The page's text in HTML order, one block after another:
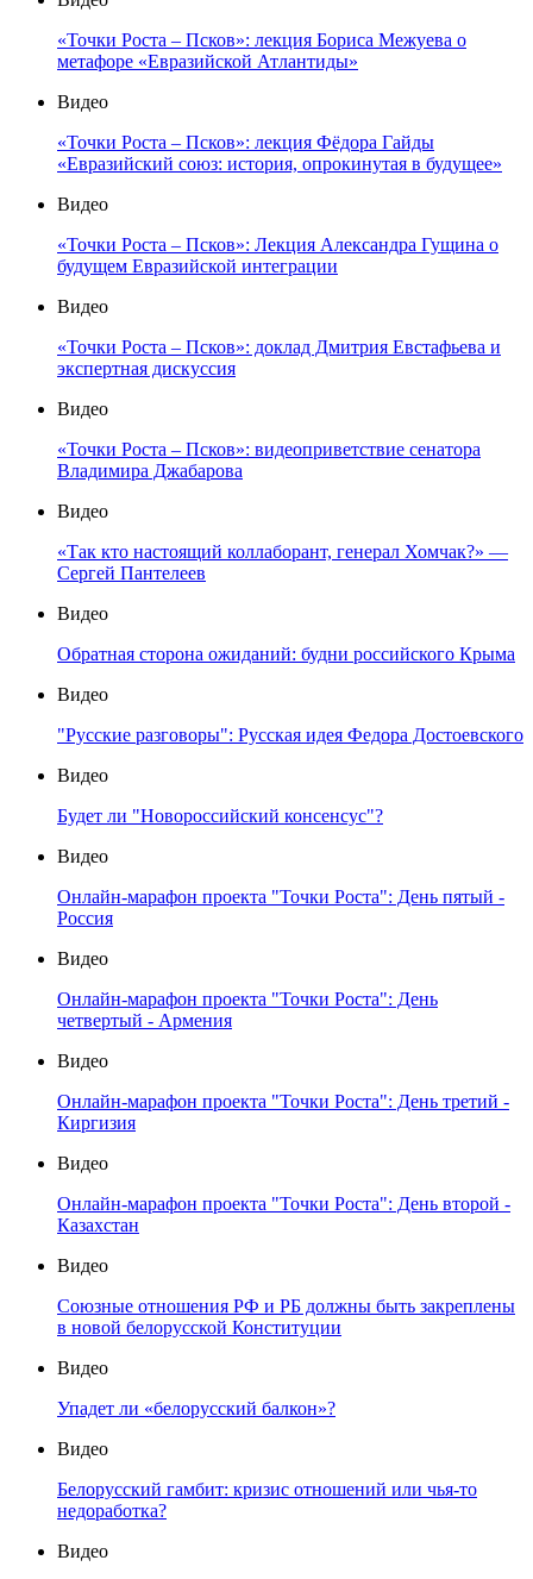
«Точки Роста – Псков»: лекция Бориса Межуева о
метафоре «Евразийской Атлантиды»
Видео
«Точки Роста – Псков»: лекция Фёдора Гайды
«Евразийский союз: история, опрокинутая в будущее»
Видео
«Точки Роста – Псков»: Лекция Александра Гущина о
будущем Евразийской интеграции
Видео
«Точки Роста – Псков»: доклад Дмитрия Евстафьева и
экспертная дискуссия
Видео
«Точки Роста – Псков»: видеоприветствие сенатора
Владимира Джабарова
Видео
«Так кто настоящий коллаборант, генерал Хомчак?» —
Сергей Пантелеев
Видео
Обратная сторона ожиданий: будни российского Крыма
Видео
"Русские разговоры": Русская идея Федора Достоевского
Видео
Будет ли "Новороссийский консенсус"?
Видео
Онлайн-марафон проекта "Точки Роста": День пятый -
Россия
Видео
Онлайн-марафон проекта "Точки Роста": День
четвертый - Армения
Видео
Онлайн-марафон проекта "Точки Роста": День третий -
Киргизия
Видео
Онлайн-марафон проекта "Точки Роста": День второй -
Казахстан
Видео
Союзные отношения РФ и РБ должны быть закреплены
в новой белорусской Конституции
Видео
Упадет ли «белорусский балкон»?
Видео
Белорусский гамбит: кризис отношений или чья-то
недоработка?
Видео